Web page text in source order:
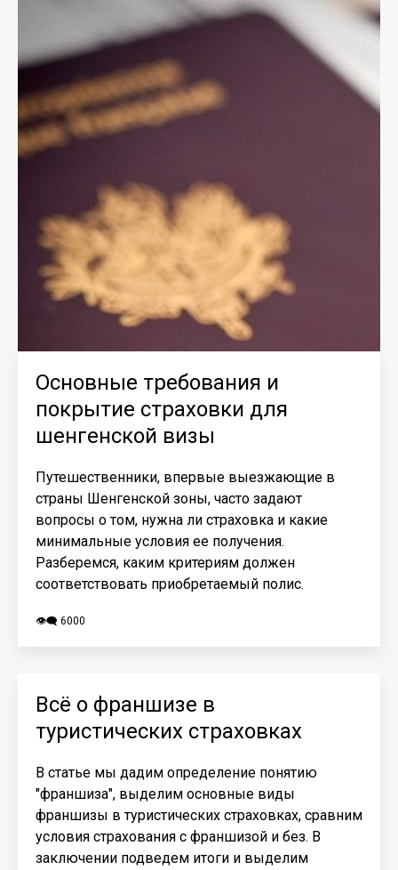
Основные требования и
покрытие страховки для
шенгенской визы
Путешественники, впервые выезжающие в
страны Шенгенской зоны, часто задают
вопросы о том, нужна ли страховка и какие
минимальные условия ее получения.
Разберемся, каким критериям должен
соответствовать приобретаемый полис.
👁️‍🗨️ 6000
Всё о франшизе в
туристических страховках
В статье мы дадим определение понятию
"франшиза", выделим основные виды
франшизы в туристических страховках, сравним
условия страхования с франшизой и без. В
заключении подведем итоги и выделим